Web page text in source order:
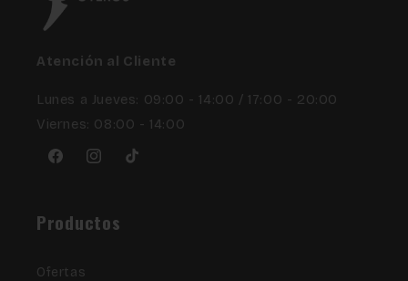
Atención al Cliente
Lunes a Jueves: 09:00 - 14:00 / 17:00 - 20:00
Viernes: 08:00 - 14:00
FacebookInstagram
TikTok
Productos
Ofertas